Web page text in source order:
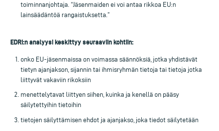
toiminnanjohtaja. “Jäsenmaiden ei voi antaa rikkoa EU:n
lainsäädäntöä rangaistuksetta.”
EDRi:n analyysi keskittyy seuraaviin kohtiin:
onko EU-jäsenmaissa on voimassa säännöksiä, jotka yhdistävät
tietyn ajanjakson, sijannin tai ihmisryhmän tietoja tai tietoja jotka
liittyvät vakaviin rikoksiin
menettelytavat liittyen siihen, kuinka ja kenellä on pääsy
säilytettyihin tietoihin
tietojen säilyttämisen ehdot ja ajanjakso, joka tiedot säilytetään